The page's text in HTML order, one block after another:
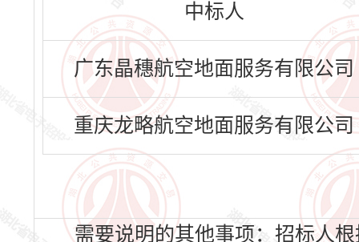
中标人
广东晶穗航空地面服务有限公司
重庆龙略航空地面服务有限公司
需要说明的其他事项：招标人